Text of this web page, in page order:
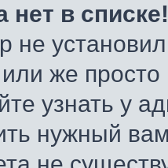
нет в списке!
не
же
узнать у
нужный